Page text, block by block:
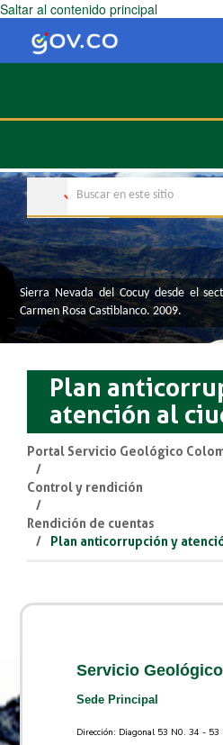
Saltar al contenido principal
Sierra Nevada del Cocuy desde el
Carmen Rosa Castiblanco. 2009.
Plan
atención al
Portal Servicio Geológico
Control y rendición
Rendición de cuentas
Plan anticorrupción y
Servicio
Sede Principal
Dirección: Diagonal 53 N0. 34 - 53